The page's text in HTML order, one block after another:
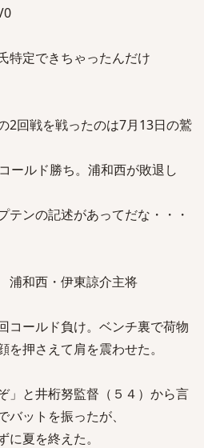
特定できちゃったんだけ
2回戦を戦ったのは7月13日の鷲
ールド勝ち。浦和西が敗退し
テンの記述があってだな・・・
和西・伊東諒介主将
コールド負け。ベンチ裏で荷物
押さえて肩を震わせた。
」と井桁努監督（５４）から言
ットを振ったが、
夏を終えた。